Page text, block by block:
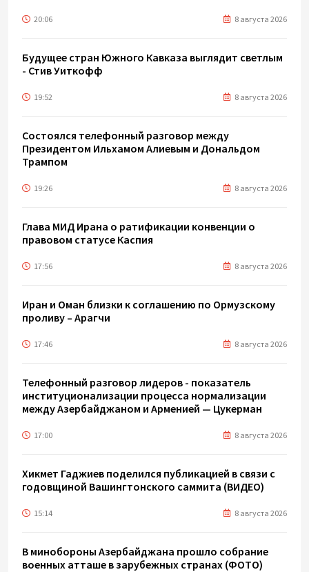
20:06 8 августа 2026
Будущее стран Южного Кавказа выглядит светлым
- Стив Уиткофф
19:52 8 августа 2026
Состоялся телефонный разговор между
Президентом Ильхамом Алиевым и Дональдом
Трампом
19:26 8 августа 2026
Глава МИД Ирана о ратификации конвенции о
правовом статусе Каспия
17:56 8 августа 2026
Иран и Оман близки к соглашению по Ормузскому
проливу – Арагчи
17:46 8 августа 2026
Телефонный разговор лидеров - показатель
институционализации процесса нормализации
между Азербайджаном и Арменией — Цукерман
17:00 8 августа 2026
Хикмет Гаджиев поделился публикацией в связи с
годовщиной Вашингтонского саммита (ВИДЕО)
15:14 8 августа 2026
В минобороны Азербайджана прошло собрание
военных атташе в зарубежных странах (ФОТО)